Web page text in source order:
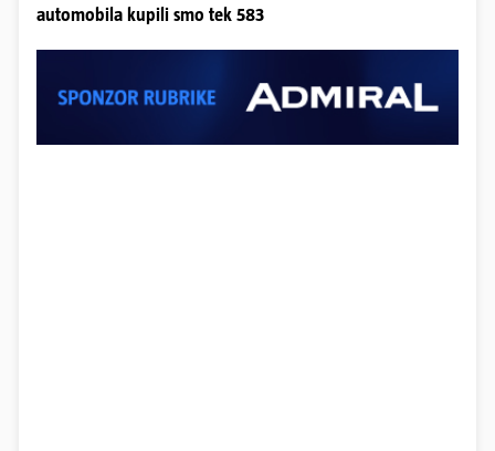
automobila kupili smo tek 583